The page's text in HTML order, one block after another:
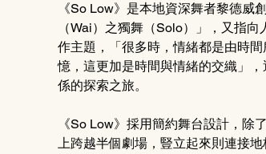
《So Low》是本地資深舞者黎德
（Wai）之獨舞（Solo）」，又指
作主題，「很多時，情緒都是由時
憶，這更加是時間與情緒的交織」
係的探索之旅。
《So Low》採用簡約舞台設計，
上跨越半個劇場，豎立起來則連接